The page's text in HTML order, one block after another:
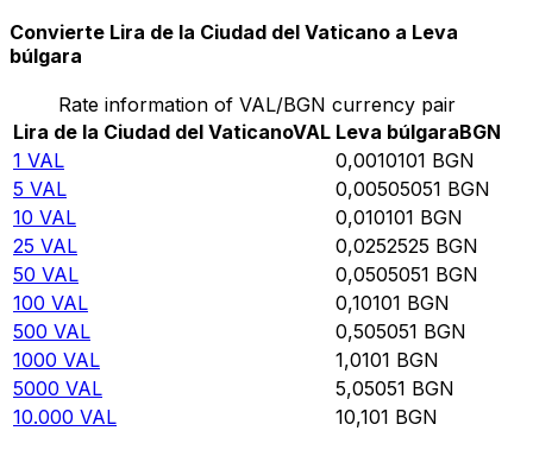
Convierte Lira de la Ciudad del Vaticano a Leva
búlgara
Rate information of VAL/BGN currency pair
Lira de la Ciudad del VaticanoVAL Leva búlgaraBGN
1 VAL 0,0010101 BGN
5 VAL 0,00505051 BGN
10 VAL 0,010101 BGN
25 VAL 0,0252525 BGN
50 VAL 0,0505051 BGN
100 VAL 0,10101 BGN
500 VAL 0,505051 BGN
1000 VAL 1,0101 BGN
5000 VAL 5,05051 BGN
10.000 VAL 10,101 BGN